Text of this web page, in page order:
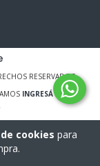
cookies para
RESERVADOS.
INGRESÁ ACÁ.